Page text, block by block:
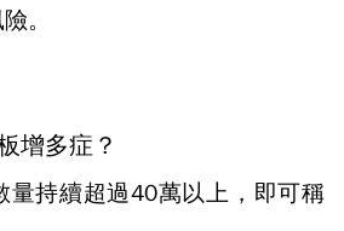
。
增多症？
量持續超過40萬以上，即可稱